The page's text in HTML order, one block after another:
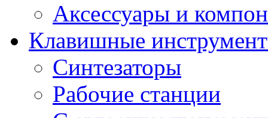
Аксессуары и
Клавишные
Синтезаторы
Рабочие станции